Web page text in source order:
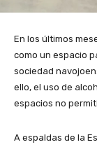
En los últimos
como un espacio
sociedad
ello, el uso de
espacios no
A espaldas de la